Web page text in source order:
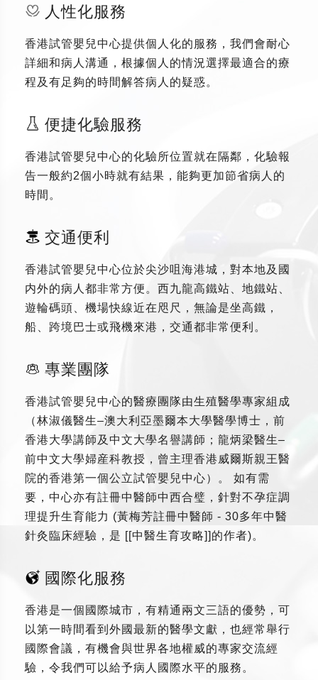
人性化服務
香港試管嬰兒中心提供個人化的服務，我們會耐心
詳細和病人溝通，根據個人的情況選擇最適合的療
程及有足夠的時間解答病人的疑惑。
便捷化驗服務
香港試管嬰兒中心的化驗所位置就在隔鄰，化驗報
告一般約2個小時就有結果，能夠更加節省病人的
時間。
交通便利
香港試管嬰兒中心位於尖沙咀海港城，對本地及國
内外的病人都非常方便。西九龍高鐵站、地鐵站、
遊輪碼頭、機場快線近在咫尺，無論是坐高鐵，
船、跨境巴士或飛機來港，交通都非常便利。
專業團隊
香港試管嬰兒中心的醫療團隊由生殖醫學專家組成
（林淑儀醫生–澳大利亞墨爾本大學醫學博士，前
香港大學講師及中文大學名譽講師；龍炳梁醫生–
前中文大學婦産科教授，曾主理香港威爾斯親王醫
院的香港第一個公立試管嬰兒中心）。 如有需
要，中心亦有註冊中醫師中西合璧，針對不孕症調
理提升生育能力 (黃梅芳註冊中醫師 - 30多年中醫
針灸臨床經驗，是 [[中醫生育攻略]]的作者)。
國際化服務
香港是一個國際城市，有精通兩文三語的優勢，可
以第一時間看到外國最新的醫學文獻，也經常舉行
國際會議，有機會與世界各地權威的專家交流經
驗，令我們可以給予病人國際水平的服務。